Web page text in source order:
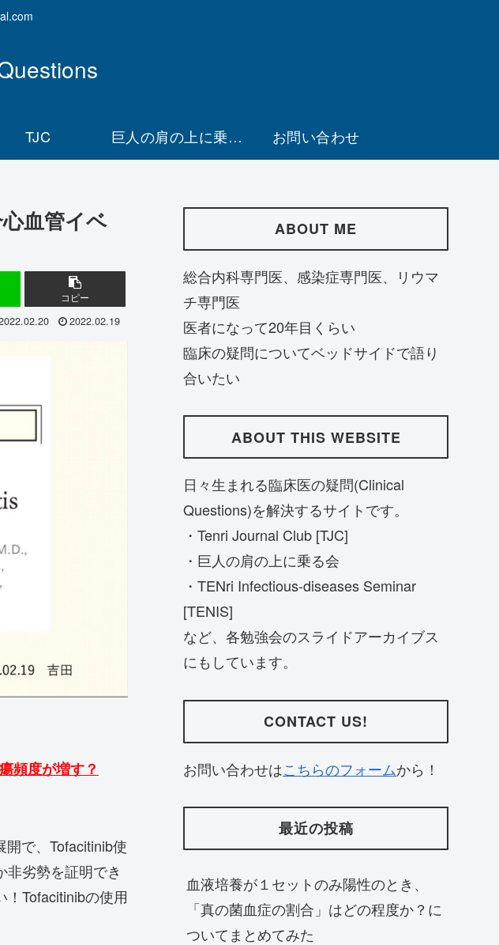
TJC 巨人の肩の上に乗る お問い合わせ
血管イベ
コピー
2022.02.19
頻度が増す？
で、Tofacitinib使
劣勢を証明でき
Tofacitinibの使用
ABOUT ME
総合内科専門医、感染症専門医、リウマ
チ専門医
医者になって20年目くらい
臨床の疑問についてベッドサイドで語り
合いたい
ABOUT THIS WEBSITE
日々生まれる臨床医の疑問(Clinical
Questions)を解決するサイトです。
・Tenri Journal Club [TJC]
・巨人の肩の上に乗る会
・TENri Infectious-diseases Seminar
[TENIS]
など、各勉強会のスライドアーカイブス
にもしています。
CONTACT US!
お問い合わせはこちらのフォームから！
最近の投稿
血液培養が１セットのみ陽性のとき、
「真の菌血症の割合」はどの程度か？に
ついてまとめてみた